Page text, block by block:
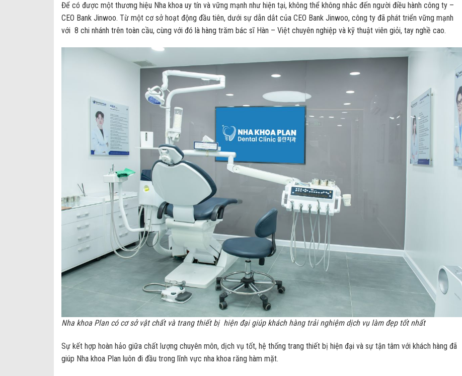
Để có được một thương hiệu Nha khoa uy tín và vững mạnh như hiện tại, không thể không nhắc đến người điều hành công ty –
CEO Bank Jinwoo. Từ một cơ sở hoạt động đầu tiên, dưới sự dẫn dắt của CEO Bank Jinwoo, công ty đã phát triển vững mạnh
với 8 chi nhánh trên toàn cầu, cùng với đó là hàng trăm bác sĩ Hàn – Việt chuyên nghiệp và kỹ thuật viên giỏi, tay nghề cao.
Nha khoa Plan có cơ sở vật chất và trang thiết bị hiện đại giúp khách hàng trải nghiệm dịch vụ làm đẹp tốt nhất
Sự kết hợp hoàn hảo giữa chất lượng chuyên môn, dịch vụ tốt, hệ thống trang thiết bị hiện đại và sự tận tâm với khách hàng đã
giúp Nha khoa Plan luôn đi đầu trong lĩnh vực nha khoa răng hàm mặt.